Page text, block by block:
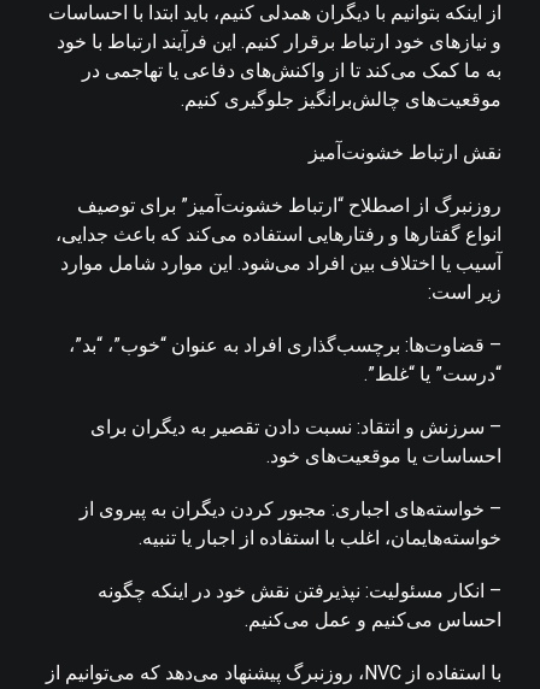
از اینکه بتوانیم با دیگران همدلی کنیم، باید ابتدا با احساسات
و نیازهای خود ارتباط برقرار کنیم. این فرآیند ارتباط با خود
به ما کمک می‌کند تا از واکنش‌های دفاعی یا تهاجمی در
موقعیت‌های چالش‌برانگیز جلوگیری کنیم.
نقش ارتباط خشونت‌آمیز
روزنبرگ از اصطلاح “ارتباط خشونت‌آمیز” برای توصیف
انواع گفتارها و رفتارهایی استفاده می‌کند که باعث جدایی،
آسیب یا اختلاف بین افراد می‌شود. این موارد شامل موارد
زیر است:
– قضاوت‌ها: برچسب‌گذاری افراد به عنوان “خوب”، “بد”،
“درست” یا “غلط”.
– سرزنش و انتقاد: نسبت دادن تقصیر به دیگران برای
احساسات یا موقعیت‌های خود.
– خواسته‌های اجباری: مجبور کردن دیگران به پیروی از
خواسته‌هایمان، اغلب با استفاده از اجبار یا تنبیه.
– انکار مسئولیت: نپذیرفتن نقش خود در اینکه چگونه
احساس می‌کنیم و عمل می‌کنیم.
با استفاده از NVC، روزنبرگ پیشنهاد می‌دهد که می‌توانیم از